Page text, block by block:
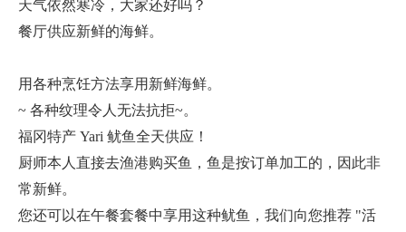
天气依然寒冷，大家还好吗？
餐厅供应新鲜的海鲜。
用各种烹饪方法享用新鲜海鲜。
~ 各种纹理令人无法抗拒~。
福冈特产 Yari 鱿鱼全天供应！
厨师本人直接去渔港购买鱼，鱼是按订单加工的，因此非
常新鲜。
您还可以在午餐套餐中享用这种鱿鱼，我们向您推荐 "活